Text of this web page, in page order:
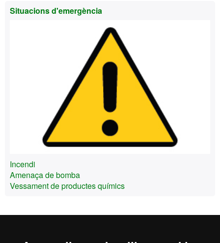
Situacions d'emergència
Incendi
Amenaça de bomba
Vessament de productes químics